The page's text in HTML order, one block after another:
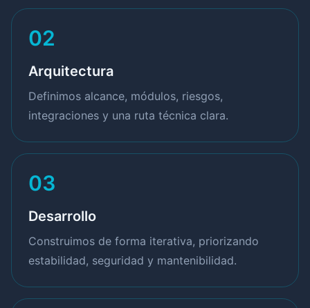
02
Arquitectura
Definimos alcance, módulos, riesgos,
integraciones y una ruta técnica clara.
03
Desarrollo
Construimos de forma iterativa, priorizando
estabilidad, seguridad y mantenibilidad.